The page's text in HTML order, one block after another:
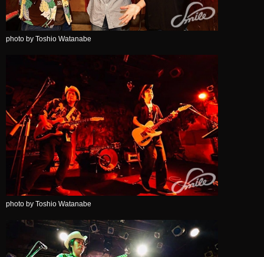
photo by Toshio Watanabe
photo by Toshio Watanabe